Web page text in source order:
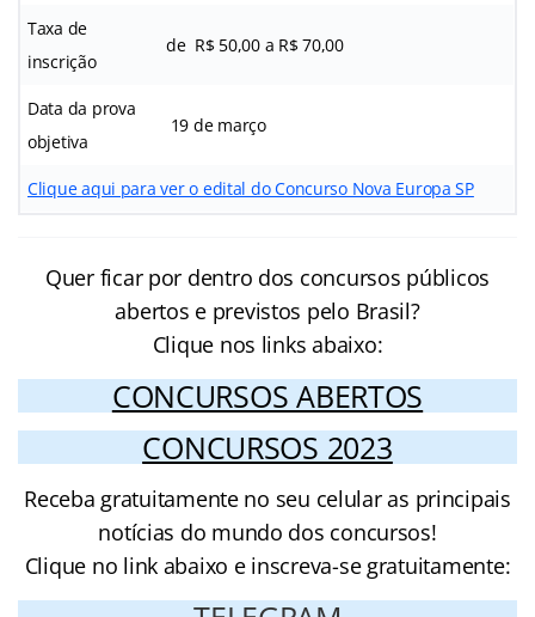
Taxa de
inscrição
de R$ 50,00 a R$ 70,00
Data da prova
objetiva
19 de março
Clique aqui para ver o edital do Concurso Nova Europa SP
Quer ficar por dentro dos concursos públicos
abertos e previstos pelo Brasil?
Clique nos links abaixo:
CONCURSOS ABERTOS
CONCURSOS 2023
Receba gratuitamente no seu celular as principais
notícias do mundo dos concursos!
Clique no link abaixo e inscreva-se gratuitamente: